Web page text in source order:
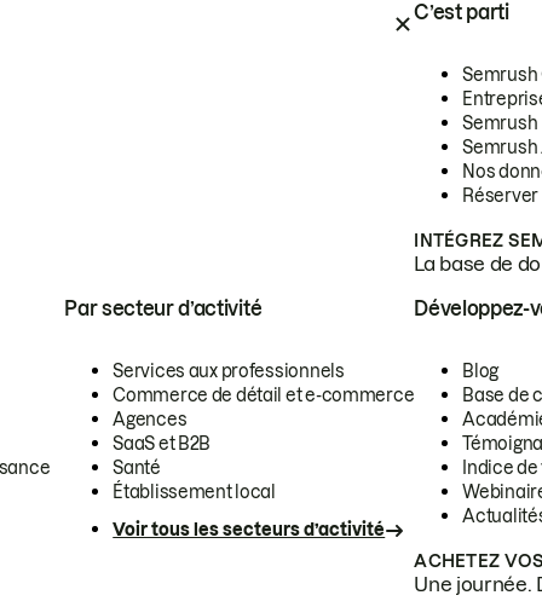
C’est parti
Semrush
Semrush
Semrush
Nos
INTÉGREZ
La base de
Par secteur d’activité
Services aux professionnels
Commerce de détail et e-commerce
Agences
SaaS et B2B
Santé
Établissement local
Voir tous les secteurs d’activité
Développez-
Blog
Base de
Indice
ACHETEZ
Une journée.